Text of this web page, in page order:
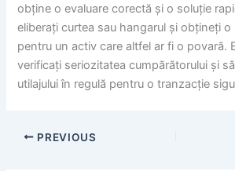
obține o evaluare corectă și o soluție
eliberați curtea sau hangarul și obțineți o
pentru un activ care altfel ar fi o povară.
verificați seriozitatea cumpărătorului și
utilajului în regulă pentru o tranzacție
PREVIOUS